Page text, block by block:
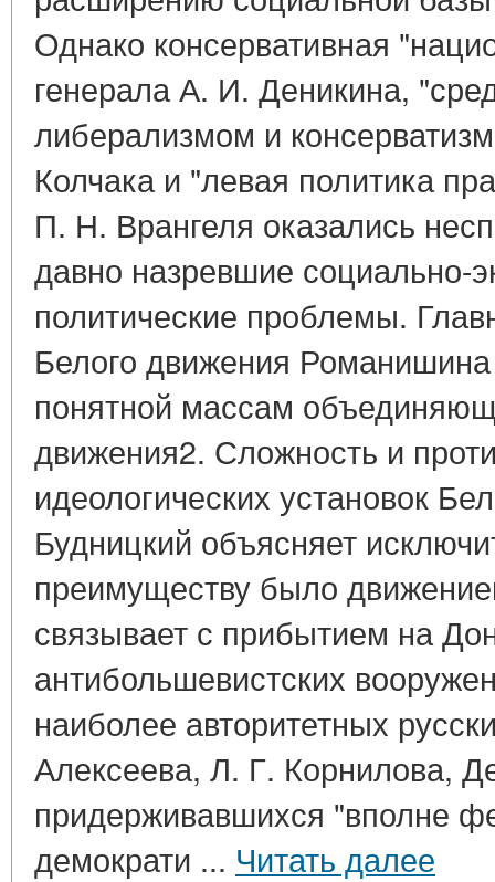
Однако консервативная
генерала А. И. Деникина,
либерализмом и
Колчака и "левая политика
П. Н. Врангеля оказались
давно назревшие социально-
политические проблемы.
Белого движения Романишина
понятной массам
движения2. Сложность и
идеологических установок
Будницкий объясняет
преимуществу было
связывает с прибытием на
антибольшевистских
наиболее авторитетных
Алексеева, Л. Г. Корнилова,
придерживавшихся "вполне
демократи ... Читать далее